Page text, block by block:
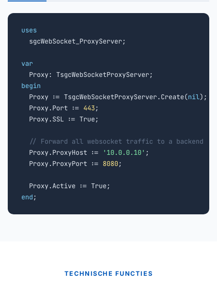
uses
sgcWebSocket_ProxyServer;
var
begin
Proxy := TsgcWebSocketProxyServer.Create(nil);
  Proxy.Port :=
443 ;
  Proxy.SSL := True;
// Forward all websocket traffic to a backend
  Proxy.ProxyHost :=
'10.0.0.10' ;
  Proxy.ProxyPort :=
8080 ;
end ;
TECHNISCHE FUNCTIES